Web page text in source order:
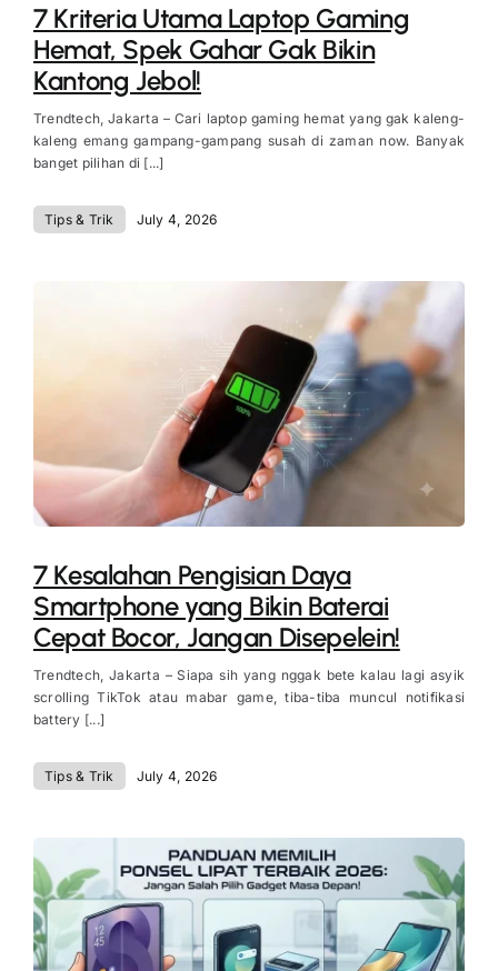
7 Kriteria Utama Laptop Gaming
Hemat, Spek Gahar Gak Bikin
Kantong Jebol!
Trendtech, Jakarta – Cari laptop gaming hemat yang gak kaleng-
kaleng emang gampang-gampang susah di zaman now. Banyak
banget pilihan di [...]
Tips & Trik July 4, 2026
7 Kesalahan Pengisian Daya
Smartphone yang Bikin Baterai
Cepat Bocor, Jangan Disepelein!
Trendtech, Jakarta – Siapa sih yang nggak bete kalau lagi asyik
scrolling TikTok atau mabar game, tiba-tiba muncul notifikasi
battery [...]
Tips & Trik July 4, 2026